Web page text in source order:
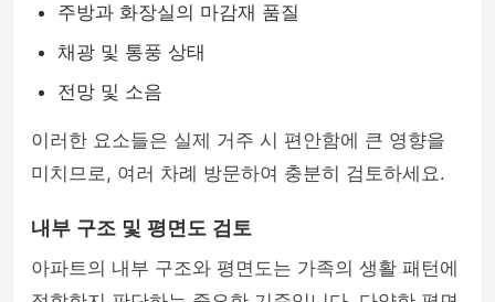
주방과 화장실의 마감재 품질
채광 및 통풍 상태
전망 및 소음
이러한 요소들은 실제 거주 시 편안함에 큰 영향을
미치므로, 여러 차례 방문하여 충분히 검토하세요.
내부 구조 및 평면도 검토
아파트의 내부 구조와 평면도는 가족의 생활 패턴에